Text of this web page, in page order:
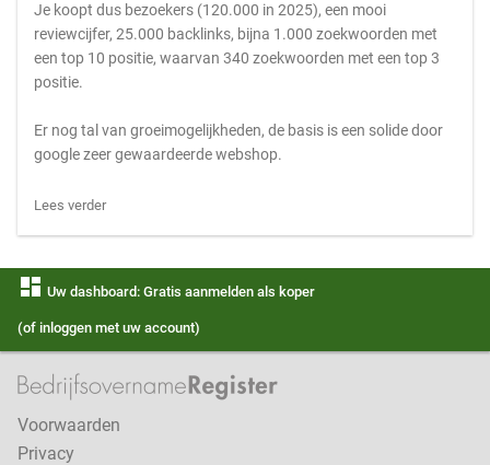
Je koopt dus bezoekers (120.000 in 2025), een mooi
reviewcijfer, 25.000 backlinks, bijna 1.000 zoekwoorden met
een top 10 positie, waarvan 340 zoekwoorden met een top 3
positie.
Er nog tal van groeimogelijkheden, de basis is een solide door
google zeer gewaardeerde webshop.
Lees verder
dashboard Uw dashboard: Gratis aanmelden als koper
(of inloggen met uw account)
Voorwaarden
Privacy